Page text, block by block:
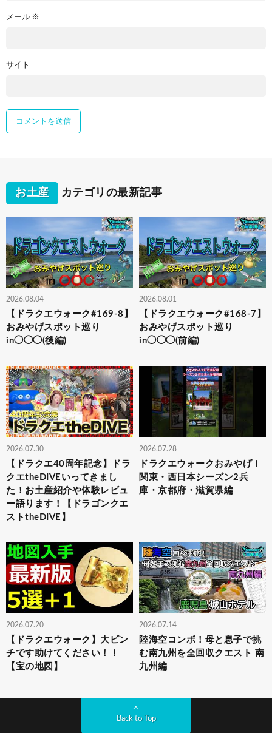
メール ※
サイト
お土産 カテゴリの最新記事
2026.08.04
【ドラクエウォーク#169-8】
おみやげスポット巡り
in◯◯◯(後編)
2026.08.01
【ドラクエウォーク#168-7】
おみやげスポット巡り
in◯◯◯(前編)
2026.07.30
【ドラクエ40周年記念】ドラ
クエtheDIVEいってきまし
た！お土産紹介や体験レビュ
ー語ります！【ドラゴンクエ
ストtheDIVE】
2026.07.28
ドラクエウォークおみやげ！
関東・西日本シーズン2兵
庫・京都府・滋賀県編
2026.07.20
【ドラクエウォーク】大ピン
チです助けてください！！
【宝の地図】
2026.07.14
陸海空コンボ！母と息子で挑
む南九州を全回収クエスト 南
九州編
Back to Top